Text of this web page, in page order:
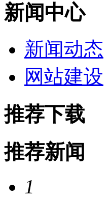
新闻中心
新闻动态
网站建设
推荐下载
推荐新闻
1